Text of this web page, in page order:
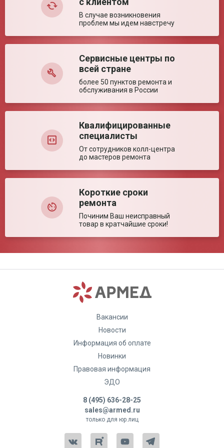
поручнями (± 5%)
Глубина сиденья (±
430 мм
Диаметр колес (± 5%)
175/610 мм
Ключевые преимущества
Оптимальная для помещений. Облегченная
Оставить отзыв
В случае возникновения
проблем мы идем навстречу
Сервисные центры по
всей стране
более 50 пунктов ремонта и
обслуживания в России
Квалифицированные
специалисты
От сотрудников колл-центра
до мастеров ремонта
Короткие сроки
ремонта
Починим Ваш неисправный
товар в кратчайшие сроки!
Вакансии
Новости
Информация об оплате
Новинки
Правовая информация
ЭДО
8 (495) 636-28-25
sales@armed.ru
только для юр.лиц